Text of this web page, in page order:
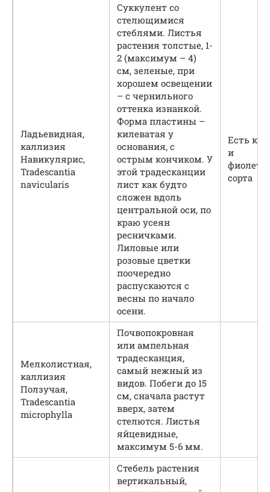
Ладьевидная,
каллизия
Навикулярис,
Tradescantia
navicularis
Суккулент со
стелющимися
стеблями. Листья
растения толстые, 1-
2 (максимум – 4)
см, зеленые, при
хорошем освещении
– с чернильного
оттенка изнанкой.
Форма пластины –
килеватая у
основания, с
острым кончиком. У
этой традесканции
лист как будто
сложен вдоль
центральной оси, по
краю усеян
ресничками.
Лиловые или
розовые цветки
поочередно
распускаются с
весны по начало
осени.
Есть
и
сорта
Мелколистная,
каллизия
Ползучая,
Tradescantia
microphylla
Почвопокровная
или ампельная
традесканция,
самый нежный из
видов. Побеги до 15
см, сначала растут
вверх, затем
стелются. Листья
яйцевидные,
максимум 5-6 мм.
Стебель растения
вертикальный,